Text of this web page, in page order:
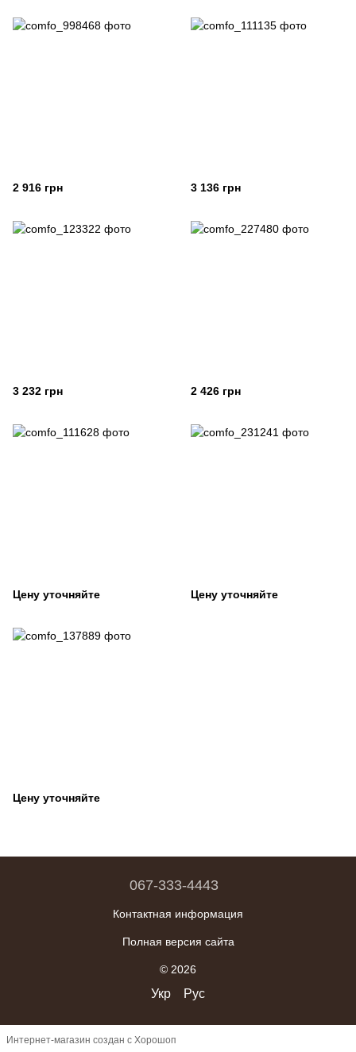
2 916 грн 3 136 грн
3 232 грн 2 426 грн
Цену уточняйте Цену уточняйте
Цену уточняйте
067-333-4443
Контактная информация
Полная версия сайта
© 2026
Укр Рус
Интернет-магазин создан с Хорошоп